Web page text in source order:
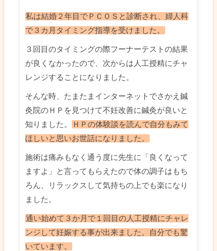
私は結婚２年目でＰＣＯＳと診断され、婦人科
で３カ月タイミング指導を受けました。
３回目のタイミングの際フーナーテストの結果
が良くなかったので、次からは人工授精にチャ
レンジすることになりました。
そんな時、たまたまインターネットでさかえ鍼
灸院のＨＰを見つけて不妊改善に鍼灸が良いと
知りました。
ＨＰの体験談を読んで自分もみて
ほしいと思いお世話になりました。
施術は痛みもなく通う度に先生に「良くなって
ますよ」と言ってもらえたので体の調子はもち
ろん、リラックスして気持ちの上でも楽になり
ました。
通い始めて３か月で１回目の人工授精にチャレ
ンジして妊娠する事が出来ました。自分でも驚
いています。